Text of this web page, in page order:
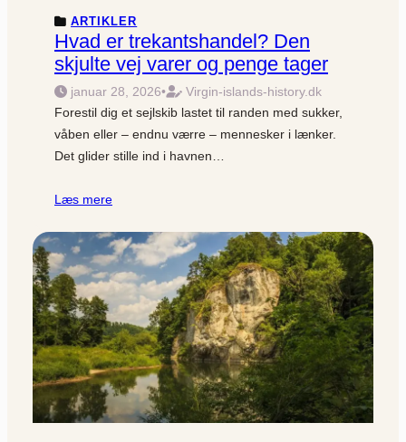
ARTIKLER
Hvad er trekantshandel? Den
skjulte vej varer og penge tager
januar 28, 2026•
Virgin-islands-history.dk
Forestil dig et sejlskib lastet til randen med sukker,
våben eller – endnu værre – mennesker i lænker.
Det glider stille ind i havnen…
Læs mere